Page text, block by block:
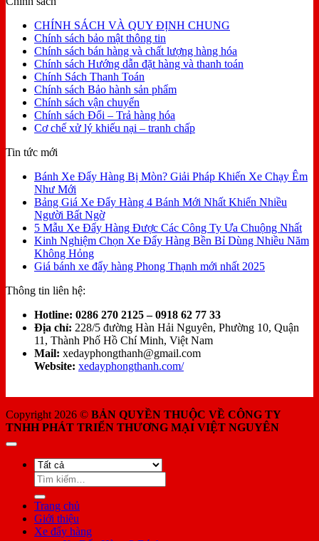
CHÍNH SÁCH VÀ QUY ĐỊNH CHUNG
Chính sách bảo mật thông tin
Chính sách bán hàng và chất lượng hàng hóa
Chính sách Hướng dẫn đặt hàng và thanh toán
Chính Sách Thanh Toán
Chính sách Bảo hành sản phẩm
Chính sách vận chuyển
Chính sách Đổi – Trả hàng hóa
Cơ chế xử lý khiếu nại – tranh chấp
Tin tức mới
Bánh Xe Đẩy Hàng Bị Mòn? Giải Pháp Khiến Xe Chạy Êm
Như Mới
Bảng Giá Xe Đẩy Hàng 4 Bánh Mới Nhất Khiến Nhiều
Người Bất Ngờ
5 Mẫu Xe Đẩy Hàng Được Các Công Ty Ưa Chuộng Nhất
Kinh Nghiệm Chọn Xe Đẩy Hàng Bền Bỉ Dùng Nhiều Năm
Không Hỏng
Giá bánh xe đẩy hàng Phong Thạnh mới nhất 2025
Thông tin liên hệ:
Hotline: 0286 270 2125 – 0918 62 77 33
Địa chỉ: 228/5 đường Hàn Hải Nguyên, Phường 10, Quận
11, Thành Phố Hồ Chí Minh, Việt Nam
Mail: xedayphongthanh@gmail.com
Website: xedayphongthanh.com/
Copyright 2026 © BẢN QUYỀN THUỘC VỀ CÔNG TY
TNHH PHÁT TRIỂN THƯƠNG MẠI VIỆT NGUYÊN
Tìm
kiếm:
Trang chủ
Giới thiệu
Xe đẩy hàng